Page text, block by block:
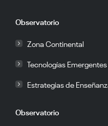
Observatorio
Zona Continental
Tecnologías
Estrategias de
Observatorio